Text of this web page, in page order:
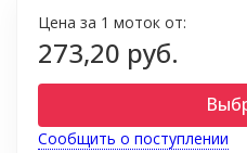
Цена за 1 моток от:
273,20 руб.
Сообщить о поступлении